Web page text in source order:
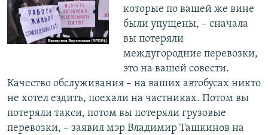
которые по вашей же вине
были упущены, – сначала
вы потеряли
междугородние перевозки,
это на вашей совести.
Качество обслуживания – на ваших автобусах никто
не хотел ездить, поехали на частниках. Потом вы
потеряли такси, потом вы потеряли грузовые
перевозки, – заявил мэр Владимир Ташкинов на